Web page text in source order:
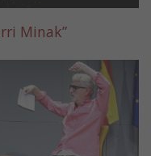
Minak”